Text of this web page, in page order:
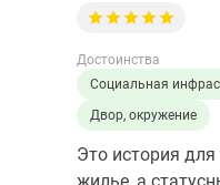
Достоинства
Социальная
Двор, окружение
Это история для